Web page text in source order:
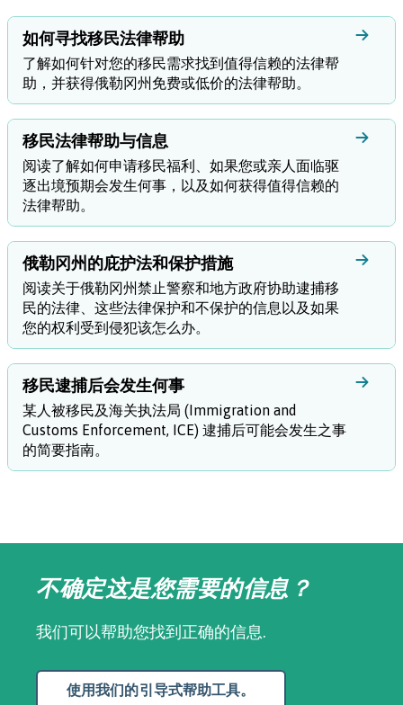
如何寻找移民法律帮助
了解如何针对您的移民需求找到值得信赖的法律帮
助，并获得俄勒冈州免费或低价的法律帮助。
移民法律帮助与信息
阅读了解如何申请移民福利、如果您或亲人面临驱
逐出境预期会发生何事，以及如何获得值得信赖的
法律帮助。
俄勒冈州的庇护法和保护措施
阅读关于俄勒冈州禁止警察和地方政府协助逮捕移
民的法律、这些法律保护和不保护的信息以及如果
您的权利受到侵犯该怎么办。
移民逮捕后会发生何事
某人被移民及海关执法局 (Immigration and
Customs Enforcement, ICE) 逮捕后可能会发生之事
的简要指南。
不确定这是您需要的信息？
我们可以帮助您找到正确的信息.
使用我们的引导式帮助工具。